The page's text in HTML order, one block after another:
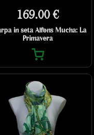
169.00 €
in seta Alfons Mucha: La
Primavera